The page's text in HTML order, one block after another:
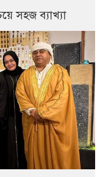
সহজ ব্যাখ্যা